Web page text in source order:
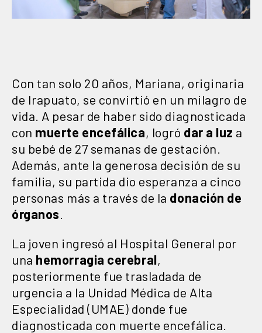
Con tan solo 20 años, Mariana, originaria
de Irapuato, se convirtió en un milagro de
vida. A pesar de haber sido diagnosticada
con muerte encefálica, logró dar a luz a
su bebé de 27 semanas de gestación.
Además, ante la generosa decisión de su
familia, su partida dio esperanza a cinco
personas más a través de la donación de
órganos
La joven ingresó al Hospital General por
una hemorragia cerebral,
posteriormente fue trasladada de
urgencia a la Unidad Médica de Alta
Especialidad (UMAE) donde fue
diagnosticada con muerte encefálica.